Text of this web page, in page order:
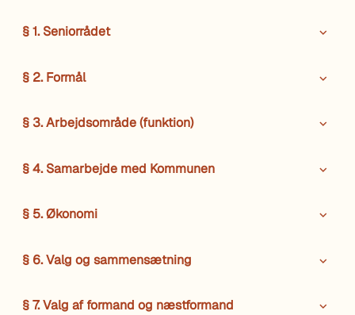
§ 1. Seniorrådet
§ 2. Formål
§ 3. Arbejdsområde (funktion)
§ 4. Samarbejde med Kommunen
§ 5. Økonomi
§ 6. Valg og sammensætning
§ 7. Valg af formand og næstformand